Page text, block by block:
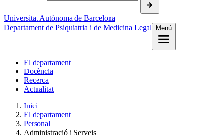
Universitat Autònoma de Barcelona
Departament de Psiquiatria i de Medicina Legal
Menú
El departament
Docència
Recerca
Actualitat
Inici
El departament
Personal
Administració i Serveis